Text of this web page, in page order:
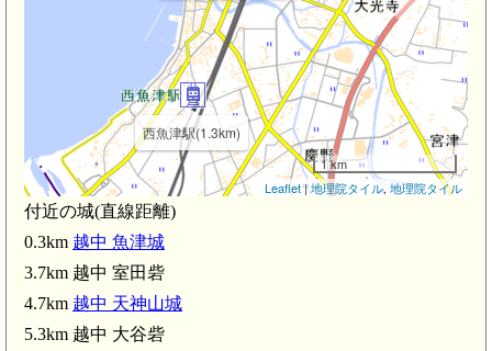
西魚津駅(1.3km)
中村駅(3.1km)
1 km
Leaflet|地理院タイル, 地理院タイル
付近の城(直線距離)
0.3km 越中 魚津城
3.7km 越中 室田砦
4.7km 越中 天神山城
5.3km 越中 大谷砦